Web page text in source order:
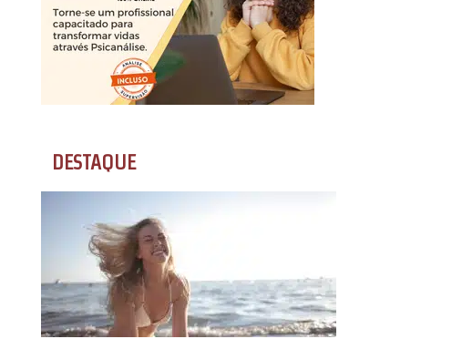
DESTAQUE